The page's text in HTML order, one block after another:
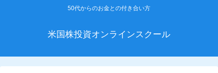
50代からのお金との付き合い方
米国株投資オンラインスクール